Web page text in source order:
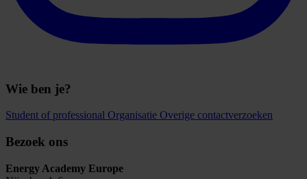
Wie ben je?
Student of professional Organisatie Overige contactverzoeken
Bezoek ons
Energy Academy Europe